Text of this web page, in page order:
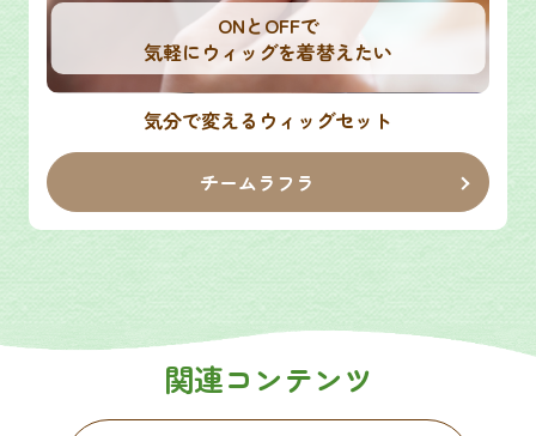
ONとOFFで
気軽にウィッグを着替えたい
気分で変えるウィッグセット
チームラフラ
関連コンテンツ